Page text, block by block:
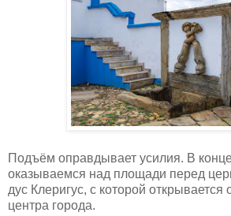
Подъём оправдывает усилия. В
оказываемся над площади перед
дус Клеригус, с которой
центра города.